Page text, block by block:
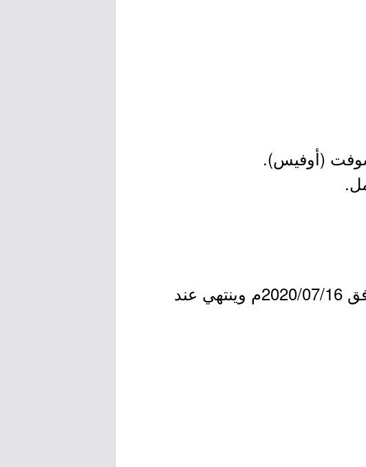
- التقديم مُتاح الآن بدأ اليوم الخميس بتاريخ 1441/11/25هـ الموافق 2020/07/16م وينتهي عند